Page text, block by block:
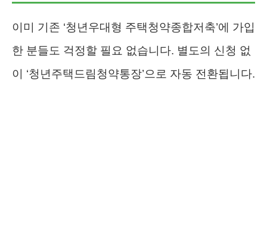
이미 기존 ‘청년우대형 주택청약종합저축’에 가입
한 분들도 걱정할 필요 없습니다. 별도의 신청 없
이 ‘청년주택드림청약통장’으로 자동 전환됩니다.